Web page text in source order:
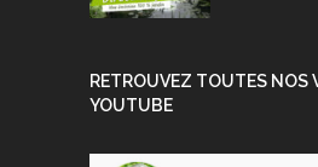
RETROUVEZ TOUTES NOS
YOUTUBE